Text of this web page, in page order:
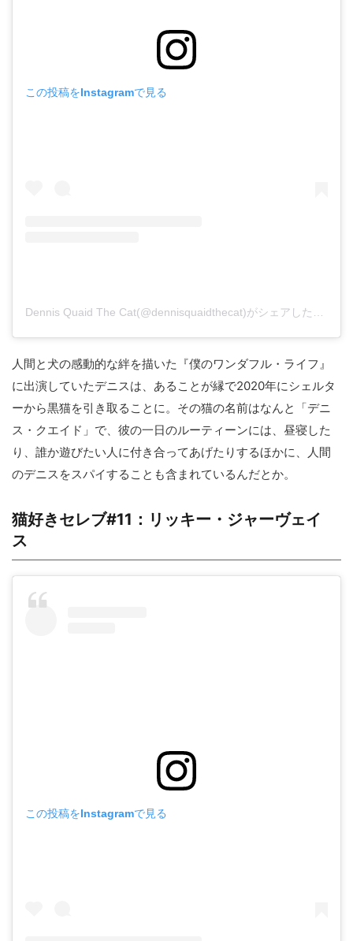
この投稿をInstagramで見る
人間と犬の感動的な絆を描いた『僕のワンダフル・ライフ』
に出演していたデニスは、あることが縁で2020年にシェルタ
ーから黒猫を引き取ることに。その猫の名前はなんと「デニ
ス・クエイド」で、彼の一日のルーティーンには、昼寝した
り、誰か遊びたい人に付き合ってあげたりするほかに、人間
のデニスをスパイすることも含まれているんだとか。
猫好きセレブ#11：リッキー・ジャーヴェイ
ス
この投稿をInstagramで見る